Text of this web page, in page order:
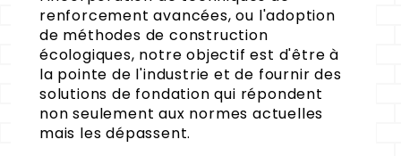
renforcement avancées, ou l'adoption
de méthodes de construction
écologiques, notre objectif est d'être à
la pointe de l'industrie et de fournir des
solutions de fondation qui répondent
non seulement aux normes actuelles
mais les dépassent.